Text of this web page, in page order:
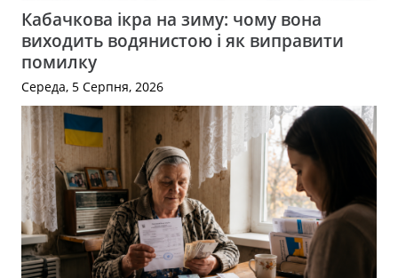
Кабачкова ікра на зиму: чому вона
виходить водянистою і як виправити
помилку
Середа, 5 Серпня, 2026